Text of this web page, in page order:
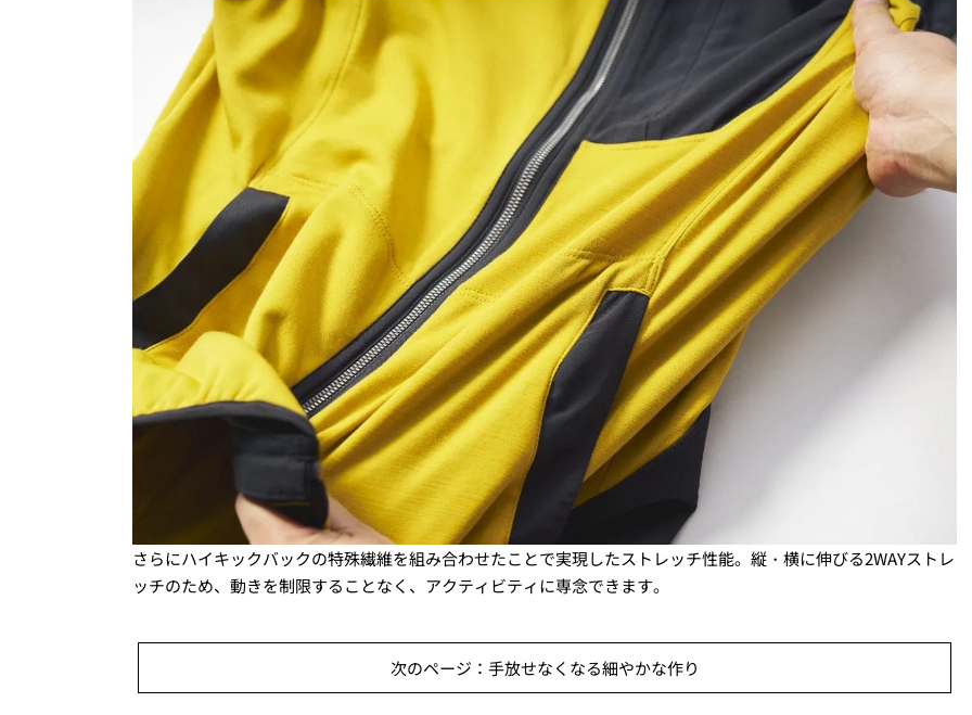
さらにハイキックバックの特殊繊維を組み合わせたことで実現したストレッチ性能。縦・横に伸びる2WAYストレ
ッチのため、動きを制限することなく、アクティビティに専念できます。
次のページ：手放せなくなる細やかな作り